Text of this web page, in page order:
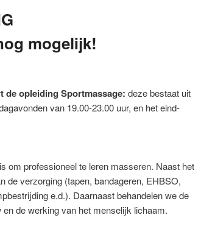
mogelijk!
de opleiding Sportmassage: deze bestaat uit
van 19.00-23.00 uur, en het eind-
om professioneel te leren masseren. Naast het
de verzorging (tapen, bandageren, EHBSO,
e.d.). Daarnaast behandelen we de
de werking van het menselijk lichaam.